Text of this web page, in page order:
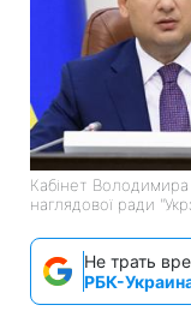
Кабінет
наглядової ради
Не трать
РБК-